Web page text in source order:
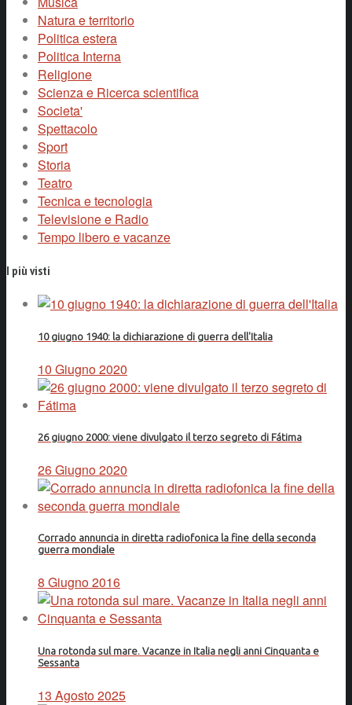
Natura e territorio
Politica estera
Politica Interna
Religione
Scienza e Ricerca scientifica
Societa'
Spettacolo
Sport
Storia
Teatro
Tecnica e tecnologia
Televisione e Radio
Tempo libero e vacanze
I più visti
10 giugno 1940: la dichiarazione di guerra dell'Italia
10 Giugno 2020
26 giugno 2000: viene divulgato il terzo segreto di Fátima
26 Giugno 2020
Corrado annuncia in diretta radiofonica la fine della seconda
guerra mondiale
8 Giugno 2016
Una rotonda sul mare. Vacanze in Italia negli anni Cinquanta e
Sessanta
13 Agosto 2025